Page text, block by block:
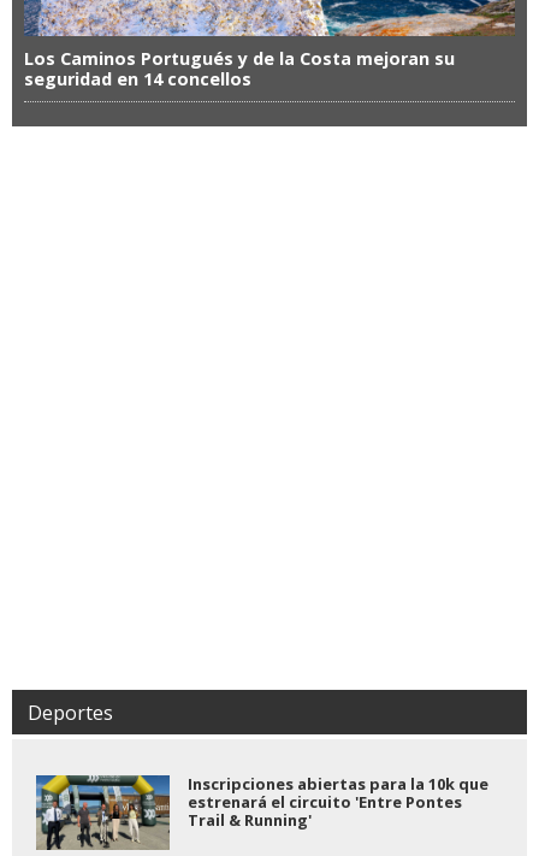
Los Caminos Portugués y de la Costa mejoran su
seguridad en 14 concellos
Deportes
Inscripciones abiertas para la 10k que
estrenará el circuito 'Entre Pontes
Trail & Running'